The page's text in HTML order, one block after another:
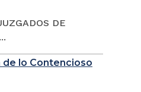
DE
de lo Contencioso